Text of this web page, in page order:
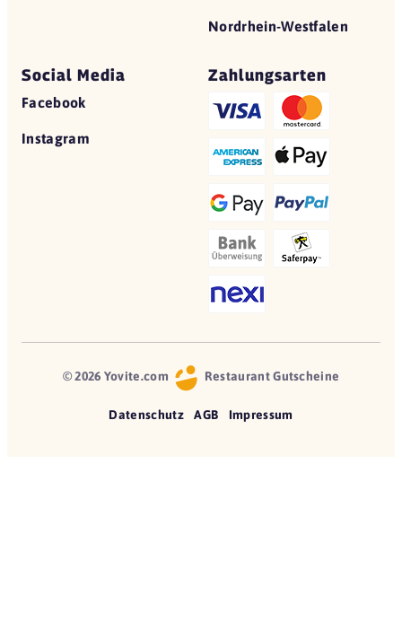
Nordrhein-Westfalen
Social Media
Facebook
Instagram
Zahlungsarten
© 2026 Yovite.com Restaurant Gutscheine
Datenschutz AGB Impressum